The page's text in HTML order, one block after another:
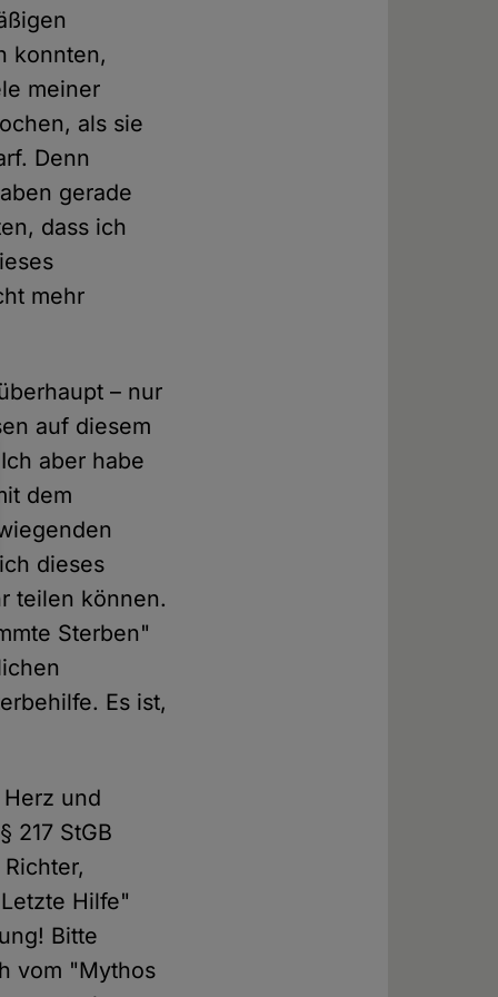
konnten,
meiner
als sie
Denn
gerade
dass ich
mehr
– nur
auf diesem
aber habe
dem
dieses
teilen können.
Sterben"
Es ist,
und
217 StGB
Hilfe"
Bitte
vom "Mythos